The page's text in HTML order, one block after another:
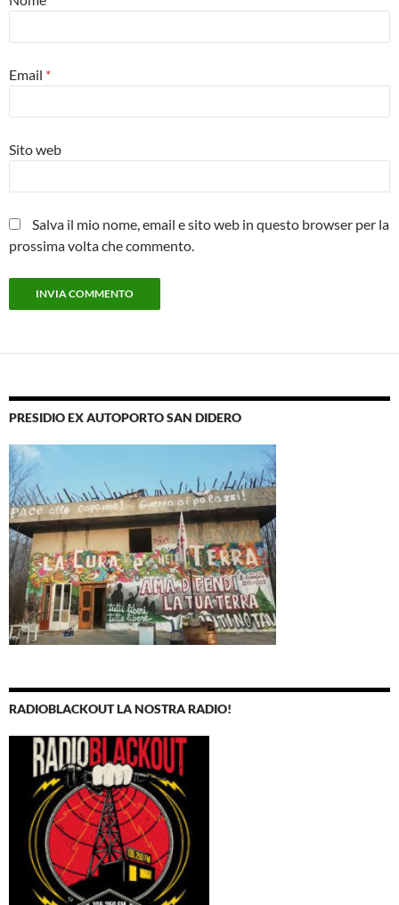
Email *
Sito web
Salva il mio nome, email e sito web in questo browser per la
prossima volta che commento.
PRESIDIO EX AUTOPORTO SAN DIDERO
RADIOBLACKOUT LA NOSTRA RADIO!